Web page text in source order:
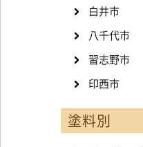
白井市
八千代市
習志野市
印西市
塗料別